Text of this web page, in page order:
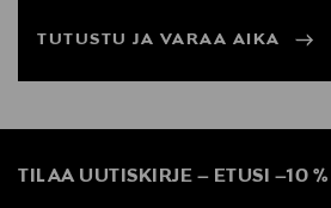
TUTUSTU JA VARAA AIKA
TILAA UUTISKIRJE – ETUSI –10 %